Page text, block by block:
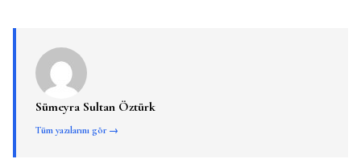
Sümeyra Sultan Öztürk
Tüm yazılarını gör →